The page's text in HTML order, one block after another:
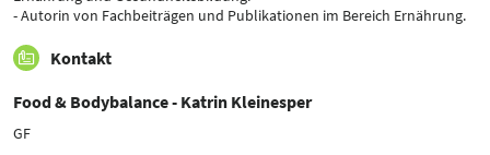
- Autorin von Fachbeiträgen und Publikationen im Bereich Ernährung.
Kontakt
Food & Bodybalance - Katrin Kleinesper
GF